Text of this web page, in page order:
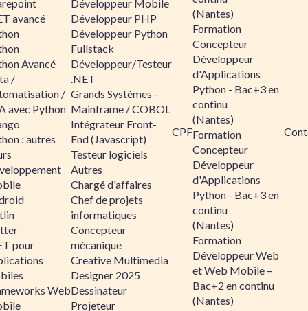
avancé
Avancé
/
/
avec Python
: autres
pour
Web
Développeur Mobile
Développeur PHP
Développeur Python
Fullstack
Développeur/Testeur
.NET
Grands Systèmes -
Mainframe / COBOL
Intégrateur Front-
End (Javascript)
Testeur logiciels
Autres
Chargé d'affaires
Chef de projets
informatiques
Concepteur
mécanique
Creative Multimedia
Designer 2025
Dessinateur
Projeteur
CPF
(Nantes)
Formation
Concepteur
Développeur
d'Applications
Python - Bac+3 en
continu
(Nantes)
Formation
Concepteur
Développeur
d'Applications
Python - Bac+3 en
continu
(Nantes)
Formation
Développeur Web
et Web Mobile –
Bac+2 en continu
(Nantes)